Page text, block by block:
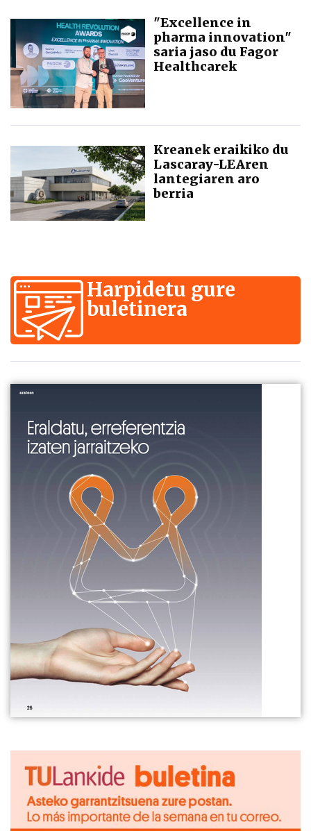
"Excellence in
pharma innovation"
saria jaso du Fagor
Healthcarek
Kreanek eraikiko du
Lascaray-LEAren
lantegiaren aro
berria
Harpidetu gure
buletinera